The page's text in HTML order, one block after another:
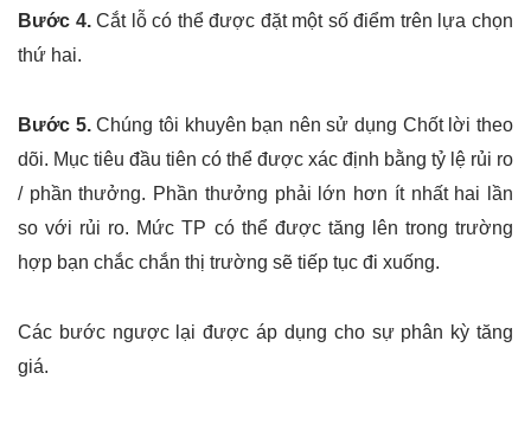
Bước 4.Cắt lỗ có thể được đặt một số điểm trên lựa chọn
thứ hai.
Bước 5.Chúng tôi khuyên bạn nên sử dụng Chốt lời theo
dõi. Mục tiêu đầu tiên có thể được xác định bằng tỷ lệ rủi ro
/ phần thưởng. Phần thưởng phải lớn hơn ít nhất hai lần
so với rủi ro. Mức TP có thể được tăng lên trong trường
hợp bạn chắc chắn thị trường sẽ tiếp tục đi xuống.
Các bước ngược lại được áp dụng cho sự phân kỳ tăng
giá.